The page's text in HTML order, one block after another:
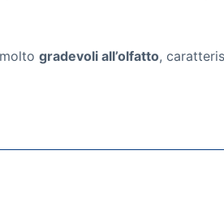
gradevoli all’olfatto,